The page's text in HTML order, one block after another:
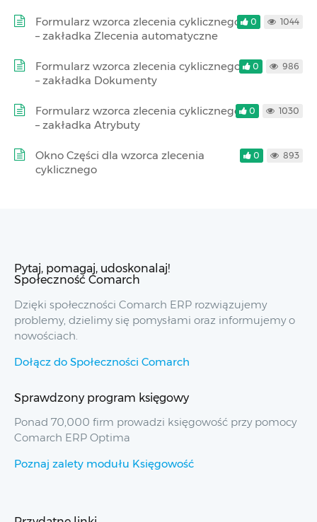
Formularz wzorca zlecenia cyklicznego
– zakładka Zlecenia automatyczne
0 1044
Formularz wzorca zlecenia cyklicznego
– zakładka Dokumenty
0 986
Formularz wzorca zlecenia cyklicznego
– zakładka Atrybuty
0 1030
Okno Części dla wzorca zlecenia
cyklicznego
0 893
Pytaj, pomagaj, udoskonalaj!
Społeczność Comarch
Dzięki społeczności Comarch ERP rozwiązujemy
problemy, dzielimy się pomysłami oraz informujemy o
nowościach.
Dołącz do Społeczności Comarch
Sprawdzony program księgowy
Ponad 70,000 firm prowadzi księgowość przy pomocy
Comarch ERP Optima
Poznaj zalety modułu Księgowość